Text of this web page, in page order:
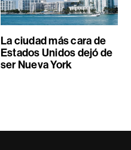
La ciudad más cara de
Estados Unidos dejó de
ser Nueva York